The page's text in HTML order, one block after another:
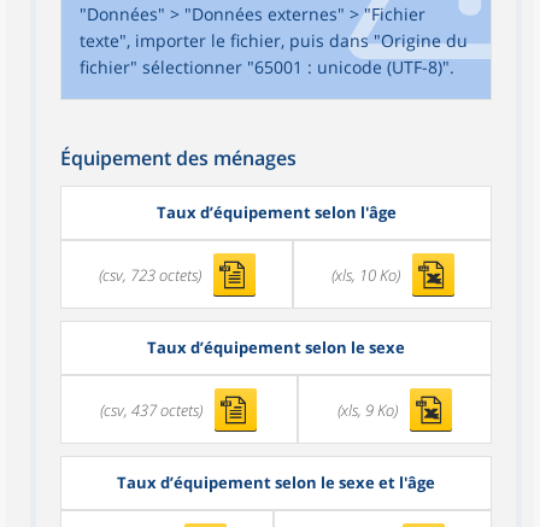
"Données" > "Données externes" > "Fichier
texte", importer le fichier, puis dans "Origine du
fichier" sélectionner "65001 : unicode (UTF-8)".
Équipement des ménages
Taux d’équipement selon l'âge
(csv, 723 octets) (xls, 10 Ko)
Taux d’équipement selon le sexe
(csv, 437 octets) (xls, 9 Ko)
Taux d’équipement selon le sexe et l'âge